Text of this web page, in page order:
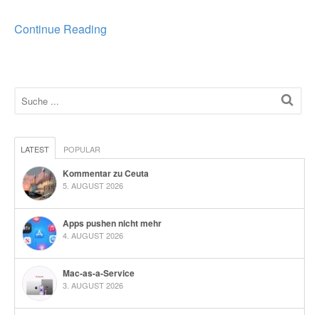
Continue Reading
LATEST POPULAR
Kommentar zu Ceuta
5. AUGUST 2026
Apps pushen nicht mehr
4. AUGUST 2026
Mac-as-a-Service
3. AUGUST 2026